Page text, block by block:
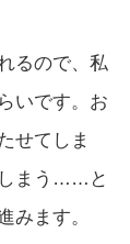
るので、私
いです。お
せてしま
しまう……と
みます。